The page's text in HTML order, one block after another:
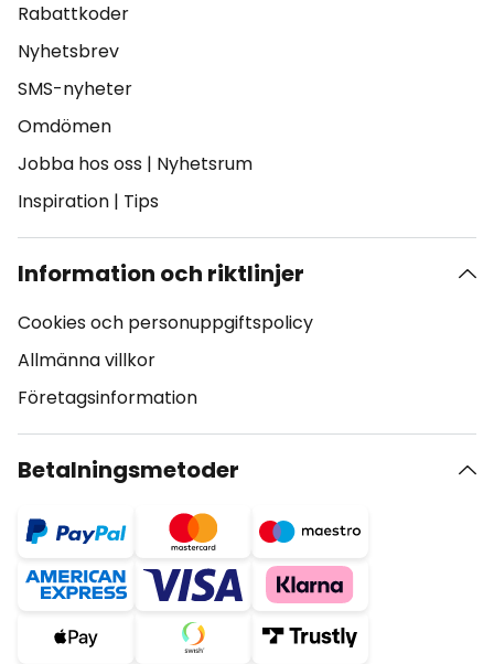
Rabattkoder
Nyhetsbrev
SMS-nyheter
Omdömen
Jobba hos oss | Nyhetsrum
Inspiration | Tips
Information och riktlinjer
Cookies och personuppgiftspolicy
Allmänna villkor
Företagsinformation
Betalningsmetoder